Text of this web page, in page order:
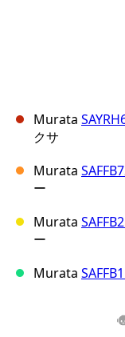
Murata
クサ
Murata
ー
Murata
ー
Murata